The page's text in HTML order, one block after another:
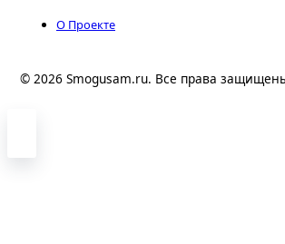
О Проекте
© 2026 Smogusam.ru. Все права